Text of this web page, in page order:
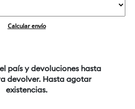
Calcular envío
país y devoluciones hasta
devolver. Hasta agotar
existencias.